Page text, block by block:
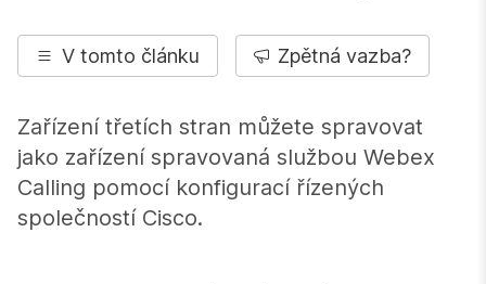
V tomto článku Zpětná vazba?
Zařízení třetích stran můžete spravovat
jako zařízení spravovaná službou Webex
Calling pomocí konfigurací řízených
společností Cisco.